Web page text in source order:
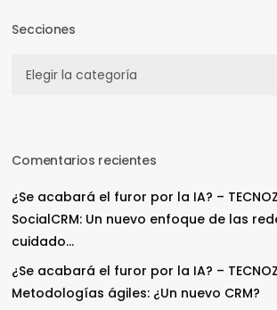
Secciones
Comentarios recientes
¿Se acabará el furor por la IA? –
SocialCRM: Un nuevo enfoque de las
cuidado…
¿Se acabará el furor por la IA? –
Metodologías ágiles: ¿Un nuevo CRM?